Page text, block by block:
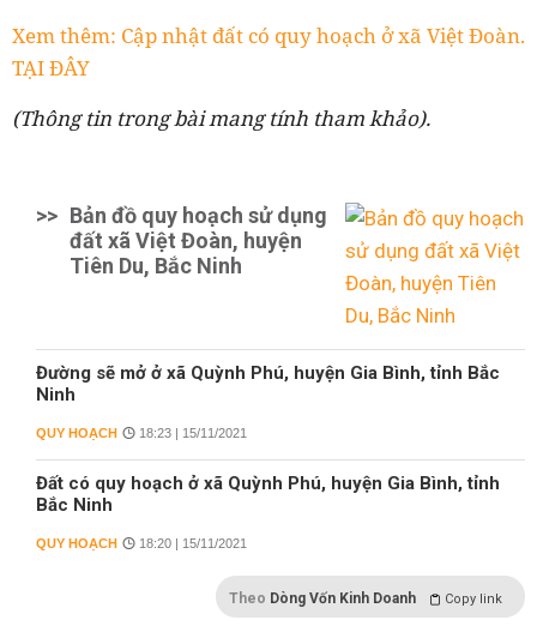
Xem thêm: Cập nhật đất có quy hoạch ở xã Việt Đoàn.
TẠI ĐÂY
(Thông tin trong bài mang tính tham khảo).
>> Bản đồ quy hoạch sử dụng
đất xã Việt Đoàn, huyện
Tiên Du, Bắc Ninh
Đường sẽ mở ở xã Quỳnh Phú, huyện Gia Bình, tỉnh Bắc
Ninh
QUY HOẠCH 18:23 | 15/11/2021
Đất có quy hoạch ở xã Quỳnh Phú, huyện Gia Bình, tỉnh
Bắc Ninh
QUY HOẠCH 18:20 | 15/11/2021
Theo Dòng Vốn Kinh Doanh Copy link